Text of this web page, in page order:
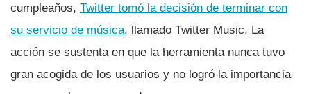
cumpleaños, Twitter tomó la decisión de terminar con
su servicio de música, llamado Twitter Music. La
acción se sustenta en que la herramienta nunca tuvo
gran acogida de los usuarios y no logró la importancia